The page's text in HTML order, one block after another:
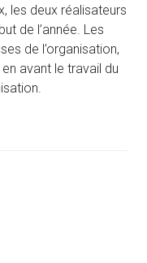
les deux réalisateurs
de l’année. Les
de l’organisation,
avant le travail du